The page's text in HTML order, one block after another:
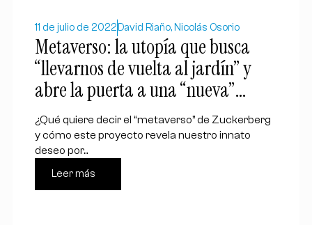
11 de julio de 2022 David Riaño, Nicolás Osorio
Metaverso: la utopía que busca
“llevarnos de vuelta al jardín” y
abre la puerta a una “nueva”
eclesialidad
¿Qué quiere decir el “metaverso” de Zuckerberg
y cómo este proyecto revela nuestro innato
deseo por...
Leer más